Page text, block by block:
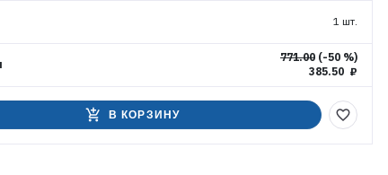
1 шт.
771.00(-50 %)
385.50 ₽
add_shopping_cart В КОРЗИНУ favorite_border